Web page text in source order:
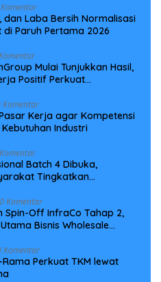
dan Laba Bersih Normalisasi
di Paruh Pertama 2026
Mulai Tunjukkan Hasil,
Positif Perkuat
Komentar
Kerja agar Kompetensi
Industri
Batch 4 Dibuka,
Tingkatkan
0 Komentar
Spin-Off InfraCo Tahap 2,
Bisnis Wholesale
Komentar
Perkuat TKM lewat